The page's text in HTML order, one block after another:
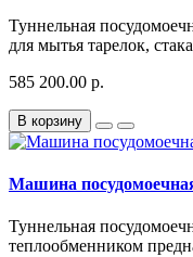
Туннельная
для мытья тарелок,
585 200.00 р.
В корзину
Машина
Туннельная
теплообменником